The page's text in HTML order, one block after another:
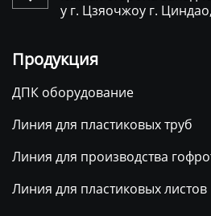
у г. Цзяочжоу г.
Продукция
ДПК оборудование
Линия для пластиковых труб
Линия для производства
Линия для пластиковых листов